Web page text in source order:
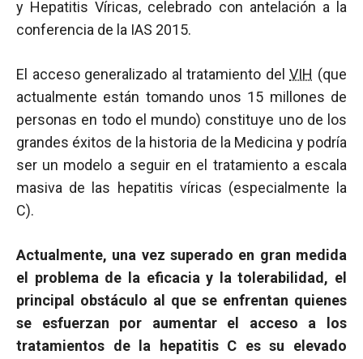
y Hepatitis Víricas, celebrado con antelación a la
conferencia de la IAS 2015.
El acceso generalizado al tratamiento delVIH (que
actualmente están tomando unos 15 millones de
personas en todo el mundo) constituye uno de los
grandes éxitos de la historia de la Medicina y podría
ser un modelo a seguir en el tratamiento a escala
masiva de las hepatitis víricas (especialmente la
C).
Actualmente, una vez superado en gran medida
el problema de la eficacia y la tolerabilidad, el
principal obstáculo al que se enfrentan quienes
se esfuerzan por aumentar el acceso a los
tratamientos de la hepatitis C es su elevado